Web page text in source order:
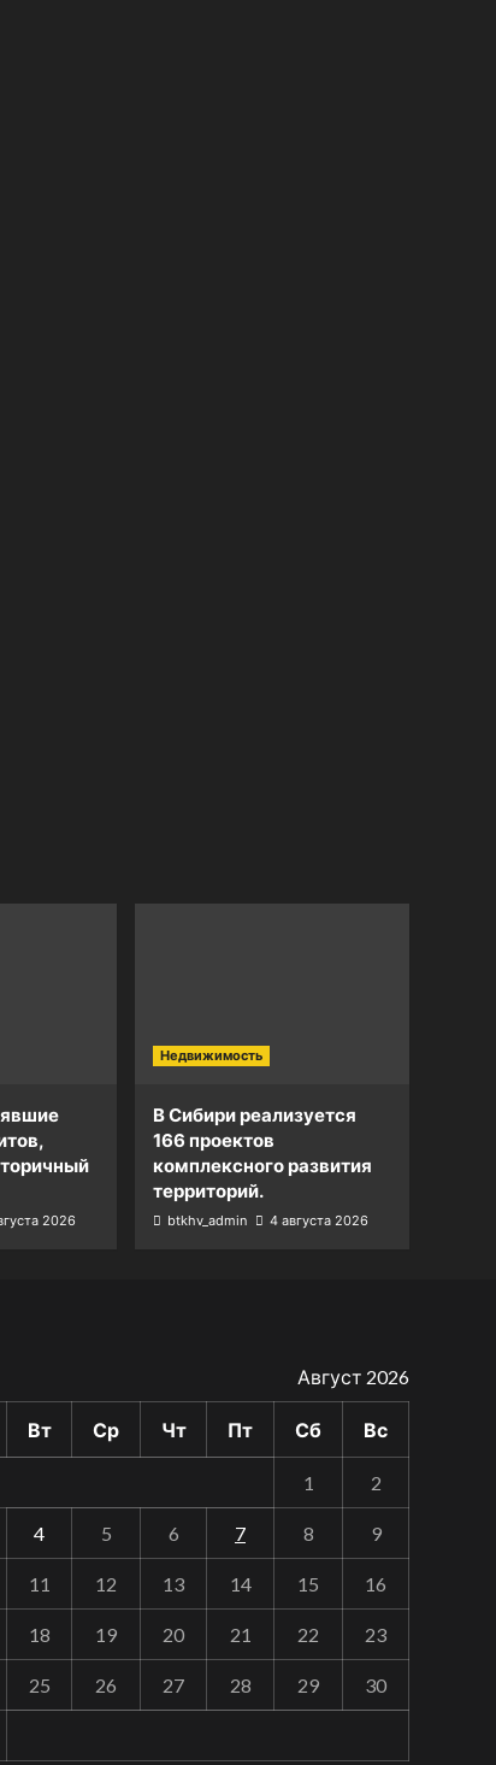
2026
Недвижимость
В Сибири реализуется
166 проектов
комплексного развития
территорий.
btkhv_admin 4 августа 2026
Август 2026
Вт Ср Чт Пт Сб Вс
1 2
4 5 6 7 8 9
11 12 13 14 15 16
18 19 20 21 22 23
25 26 27 28 29 30